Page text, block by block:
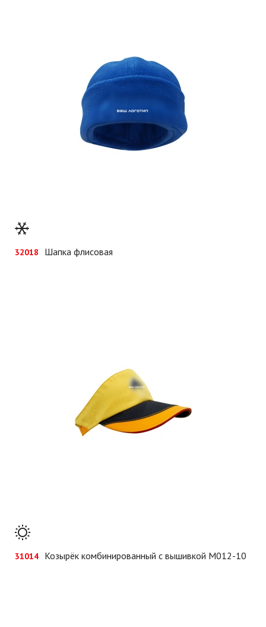
32018 Шапка флисовая
31014 Козырёк комбинированный с вышивкой М012-10